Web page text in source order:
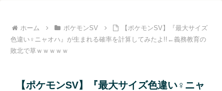
ホーム ポケモンSV
【ポケモンSV】『最大サイズ
色違い♀ニャオハ』が生まれる確率を計算してみたよ!!←義務教育の
敗北で草ｗｗｗｗｗ
【ポケモンSV】『最大サイズ色違い♀ニャ